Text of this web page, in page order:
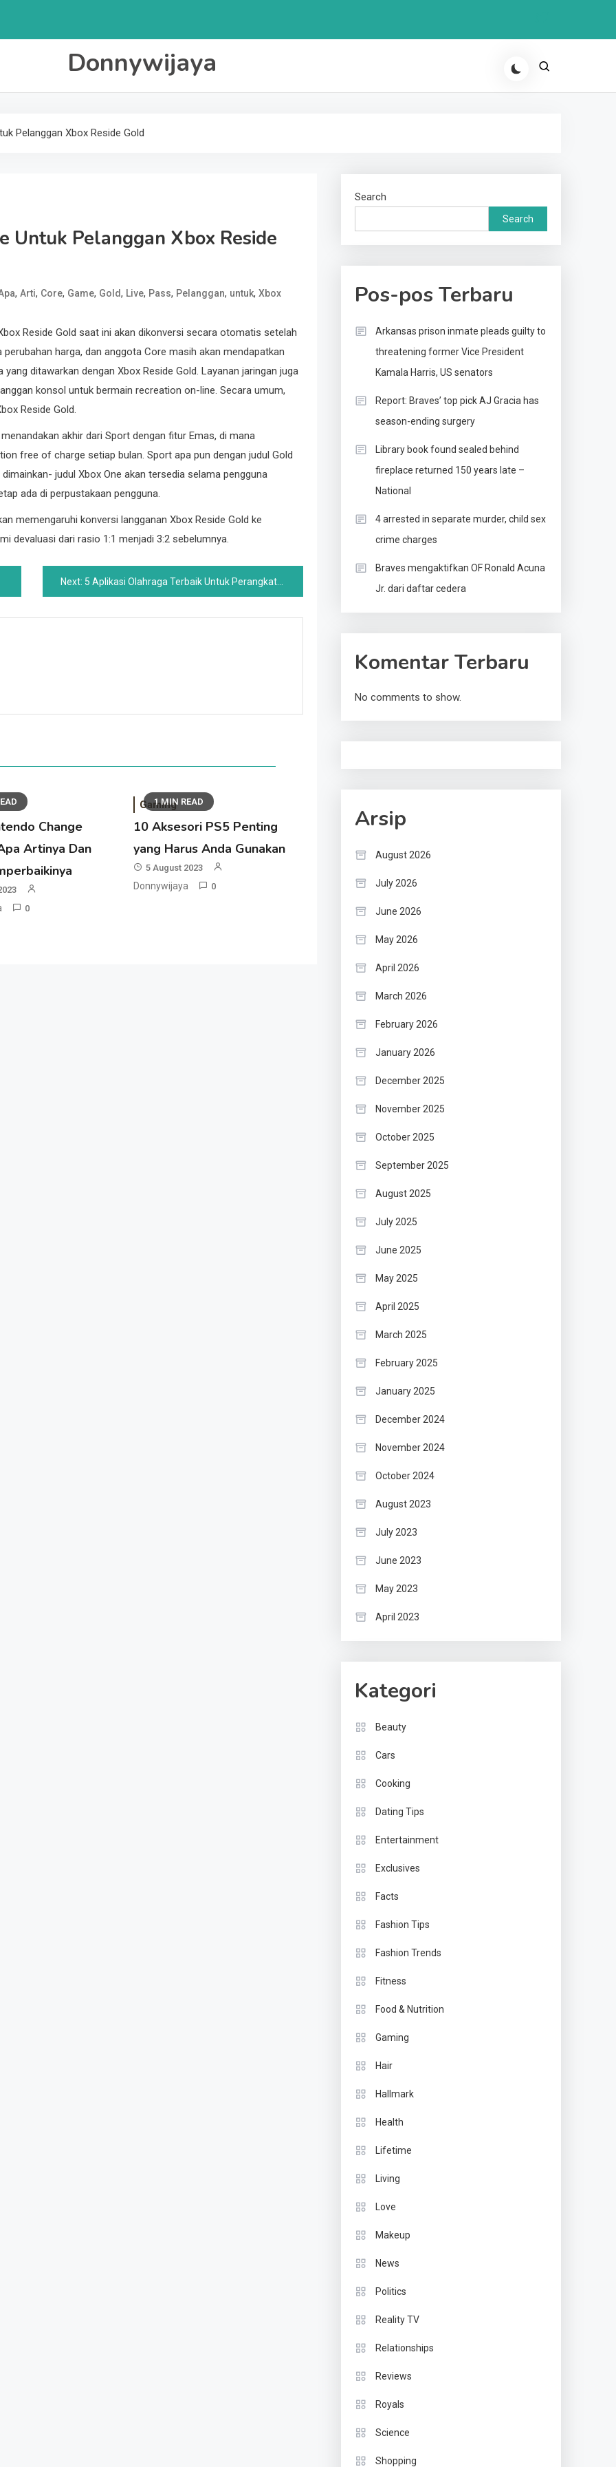
Donnywijaya
Pelanggan Xbox Reside Gold
Untuk Pelanggan Xbox Reside
, Arti, Core, Game, Gold, Live, Pass, Pelanggan, untuk, Xbox
Reside Gold saat ini akan dikonversi secara otomatis setelah
harga, dan anggota Core masih akan mendapatkan
ditawarkan dengan Xbox Reside Gold. Layanan jaringan juga
konsol untuk bermain recreation on-line. Secara umum,
Reside Gold.
akhir dari Sport dengan fitur Emas, di mana
free of charge setiap bulan. Sport apa pun dengan judul Gold
judul Xbox One akan tersedia selama pengguna
ada di perpustakaan pengguna.
memengaruhi konversi langganan Xbox Reside Gold ke
devaluasi dari rasio 1:1 menjadi 3:2 sebelumnya.
Next: 5 Aplikasi Olahraga Terbaik Untuk Perangkat Android
Change
Artinya Dan
0
1 MIN READ
Gaming
10 Aksesori PS5 Penting
yang Harus Anda Gunakan
5 August 2023
Donnywijaya 0
Search
Search
Pos-pos Terbaru
Arkansas prison inmate pleads guilty to
threatening former Vice President
Kamala Harris, US senators
Report: Braves’ top pick AJ Gracia has
season-ending surgery
Library book found sealed behind
fireplace returned 150 years late –
National
4 arrested in separate murder, child sex
crime charges
Braves mengaktifkan OF Ronald Acuna
Jr. dari daftar cedera
Komentar Terbaru
No comments to show.
Arsip
August 2026
July 2026
June 2026
May 2026
April 2026
March 2026
February 2026
January 2026
December 2025
November 2025
October 2025
September 2025
August 2025
July 2025
June 2025
May 2025
April 2025
March 2025
February 2025
January 2025
December 2024
November 2024
October 2024
August 2023
July 2023
June 2023
May 2023
April 2023
Kategori
Beauty
Cars
Cooking
Dating Tips
Entertainment
Exclusives
Facts
Fashion Tips
Fashion Trends
Fitness
Food & Nutrition
Gaming
Hair
Hallmark
Health
Lifetime
Living
Love
Makeup
News
Politics
Reality TV
Relationships
Reviews
Royals
Science
Shopping